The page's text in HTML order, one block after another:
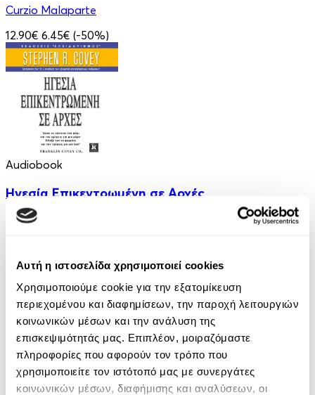
Αυτή η ιστοσελίδα χρησιμοποιεί cookies
Χρησιμοποιούμε cookie για την εξατομίκευση
περιεχομένου και διαφημίσεων, την παροχή λειτουργιών
κοινωνικών μέσων και την ανάλυση της
επισκεψιμότητάς μας. Επιπλέον, μοιραζόμαστε
πληροφορίες που αφορούν τον τρόπο που
χρησιμοποιείτε τον ιστότοπό μας με συνεργάτες
κοινωνικών μέσων, διαφήμισης και αναλύσεων, οι
Curzio Malaparte
12.90€ 6.45€ (-50%)
Audiobook
Ηγεσία Επικεντρωμένη σε Αρχές
Stephen R. Covey
Audiobook • 1 Credit